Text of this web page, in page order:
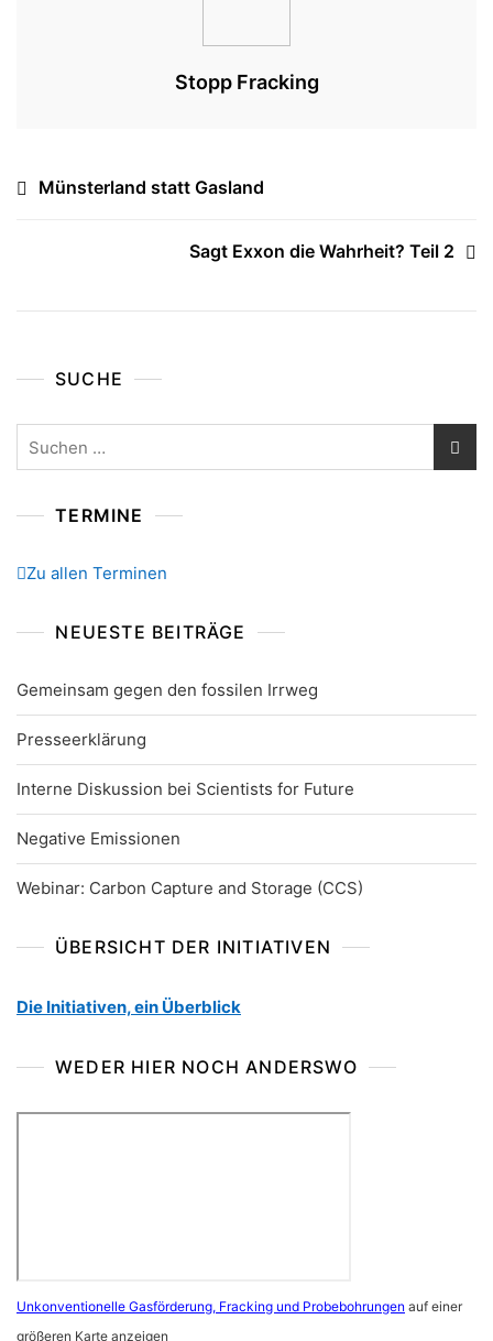
Stopp Fracking
Beitragsnavigation
Münsterland statt Gasland
Sagt Exxon die Wahrheit? Teil 2
SUCHE
TERMINE
Zu allen Terminen
NEUESTE BEITRÄGE
Gemeinsam gegen den fossilen Irrweg
Presseerklärung
Interne Diskussion bei Scientists for Future
Negative Emissionen
Webinar: Carbon Capture and Storage (CCS)
ÜBERSICHT DER INITIATIVEN
Die Initiativen, ein Überblick
WEDER HIER NOCH ANDERSWO
Unkonventionelle Gasförderung, Fracking und Probebohrungen auf einer
größeren Karte anzeigen